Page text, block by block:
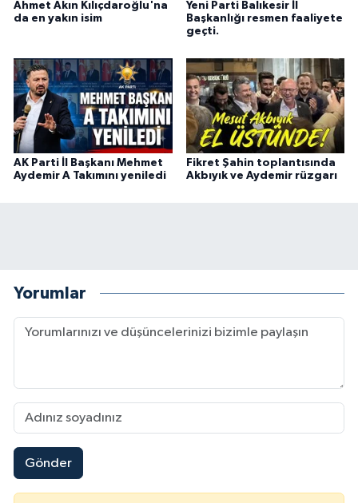
Ahmet Akın Kılıçdaroğlu'na
da en yakın isim
Yeni Parti Balıkesir İl
Başkanlığı resmen faaliyete
geçti.
AK Parti İl Başkanı Mehmet
Aydemir A Takımını yeniledi
Fikret Şahin toplantısında
Akbıyık ve Aydemir rüzgarı
Yorumlar
Gönder